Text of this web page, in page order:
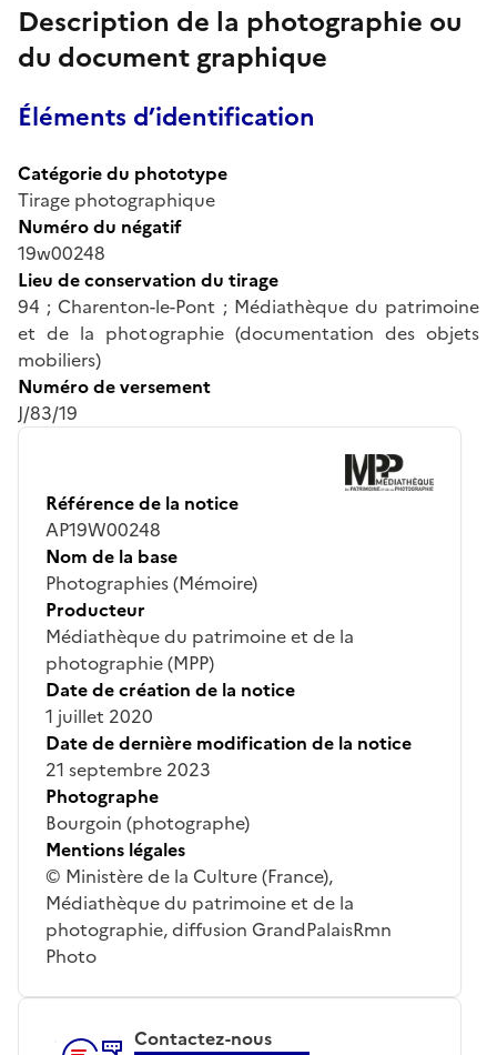
Description de la photographie ou
du document graphique
Éléments d’identification
Catégorie du phototype
Tirage photographique
Numéro du négatif
19w00248
Lieu de conservation du tirage
94 ; Charenton-le-Pont ; Médiathèque du patrimoine
et de la photographie (documentation des objets
mobiliers)
Numéro de versement
J/83/19
Référence de la notice
AP19W00248
Nom de la base
Photographies (Mémoire)
Producteur
Médiathèque du patrimoine et de la
photographie (MPP)
Date de création de la notice
1 juillet 2020
Date de dernière modification de la notice
21 septembre 2023
Photographe
Bourgoin (photographe)
Mentions légales
© Ministère de la Culture (France),
Médiathèque du patrimoine et de la
photographie, diffusion GrandPalaisRmn
Photo
Contactez-nous